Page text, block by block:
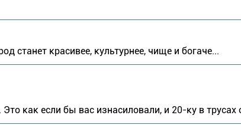
станет красивее, культурнее, чище и богаче...
как если бы вас изнасиловали, и 20-ку в трусах